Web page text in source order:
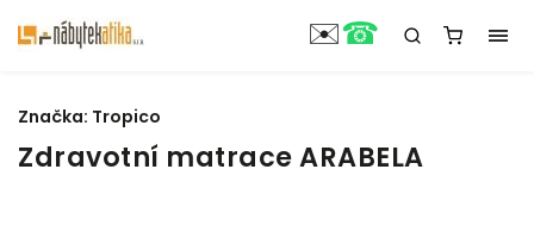
Zdravotní matrace ARABELA
Značka: Tropico
✉️☎